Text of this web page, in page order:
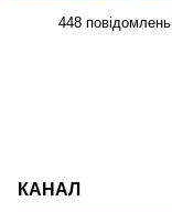
448 повідомлень
КАНАЛ